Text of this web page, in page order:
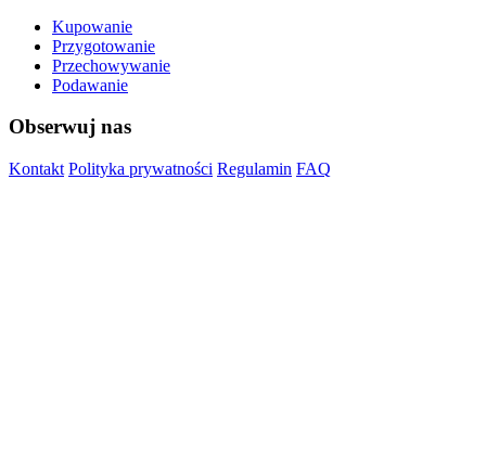
Kupowanie
Przygotowanie
Przechowywanie
Podawanie
Obserwuj nas
Kontakt Polityka prywatności Regulamin FAQ